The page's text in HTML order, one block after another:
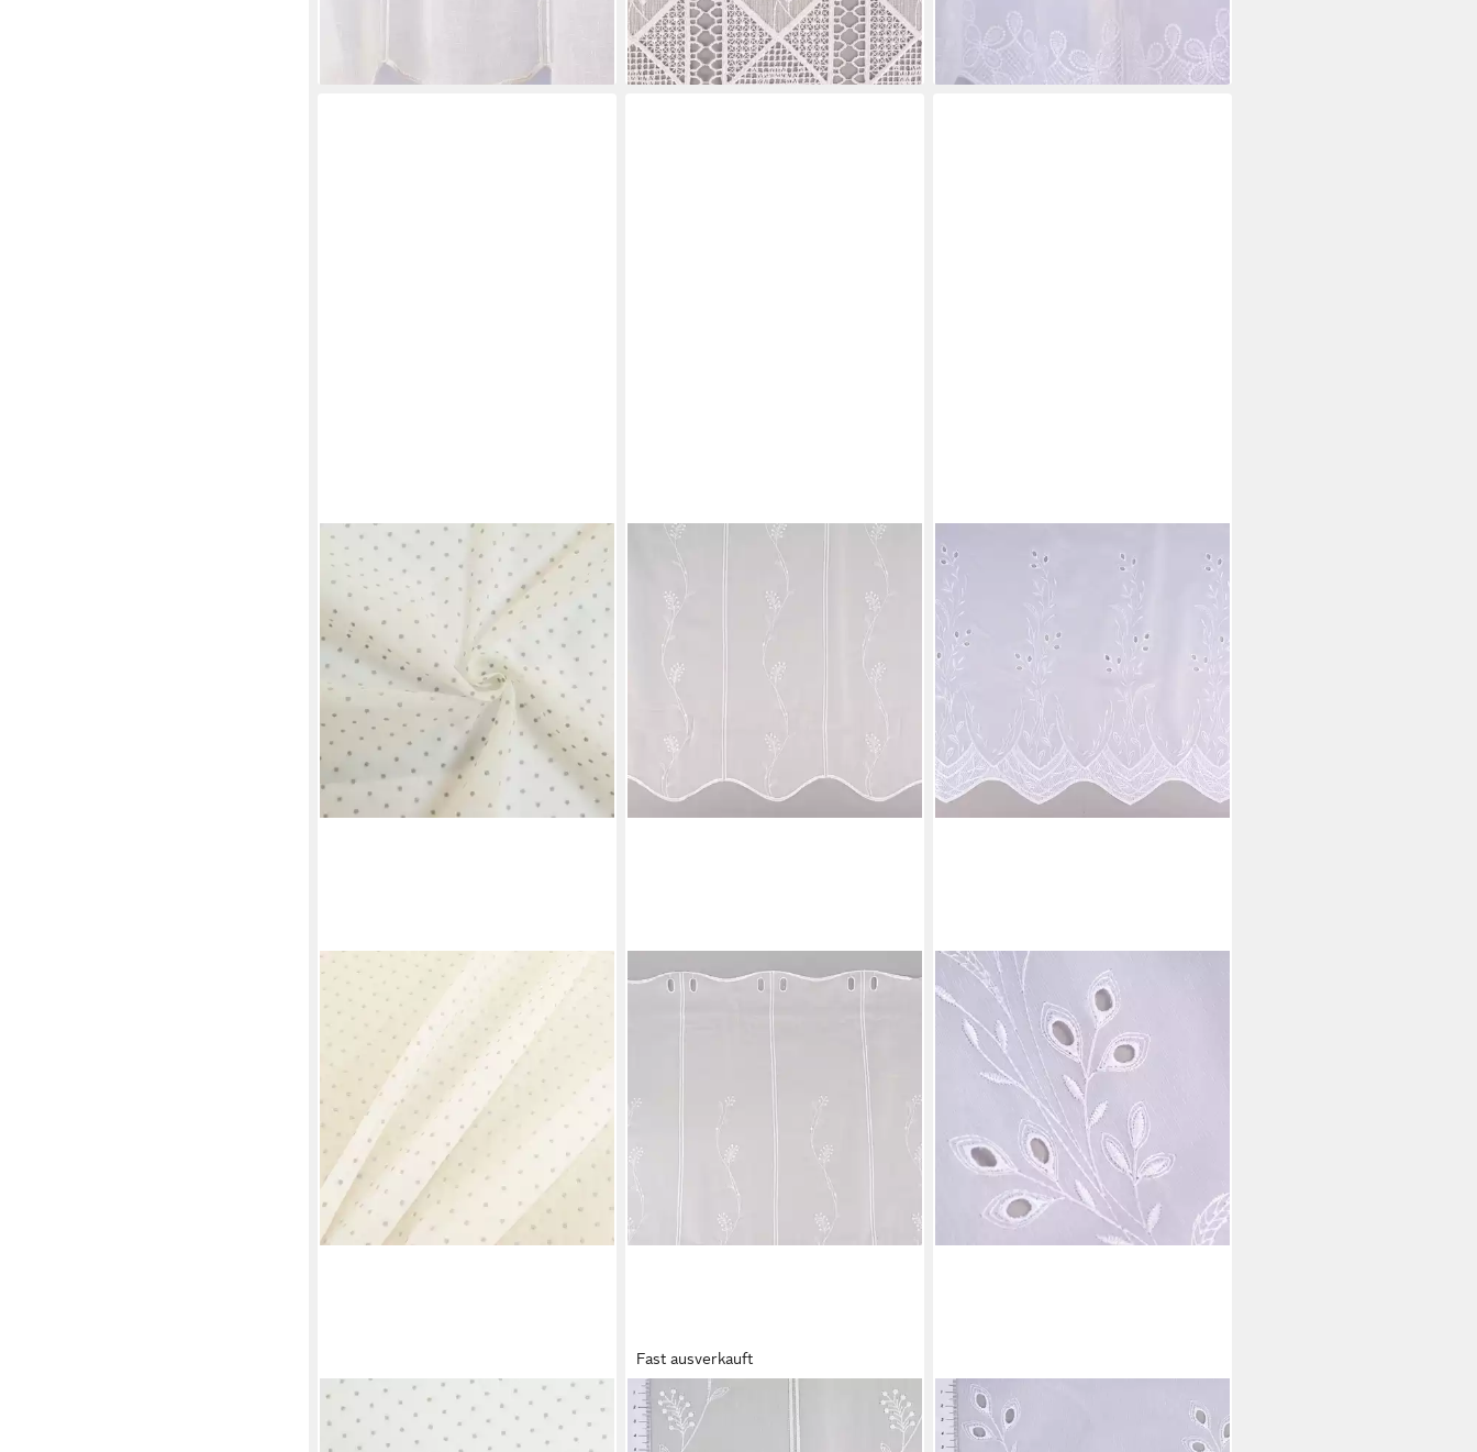
lieferbar - in 4-5 Werktagen bei dir
bestickt, pflegeleicht
22,50 €
lieferbar - in 4-5 Werktagen bei dir
perforiert, Polyester, bestickt
14,95 €
lieferbar - in 4-5 Werktagen bei dir
SCHÖNER LEBEN.
Meterware Gardinenstoff Stores
Fast ausverkauft
SCHÖNER LEBEN.
Meterware Scheibengardine nähfrei
SCHÖNER LEBEN.
Meterware Gardinenstoff